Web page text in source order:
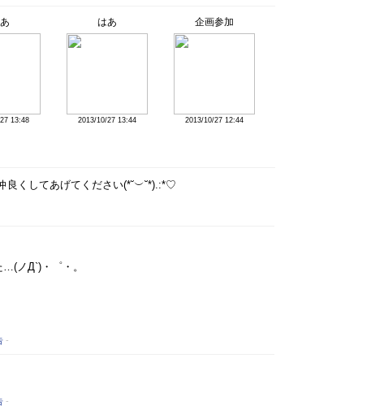
13:48
はあ
2013/10/27 13:44
企画参加
2013/10/27 12:44
良くしてあげてください(*˘︶˘*).:*♡
ノД`)・゜・。
-
-